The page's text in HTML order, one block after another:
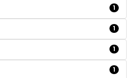
1
1
1
1